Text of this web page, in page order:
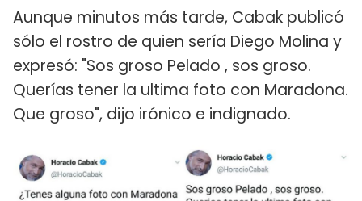
Aunque minutos más tarde, Cabak publicó
sólo el rostro de quien sería Diego Molina y
expresó: "Sos groso Pelado , sos groso.
Querías tener la ultima foto con Maradona.
Que groso", dijo irónico e indignado.